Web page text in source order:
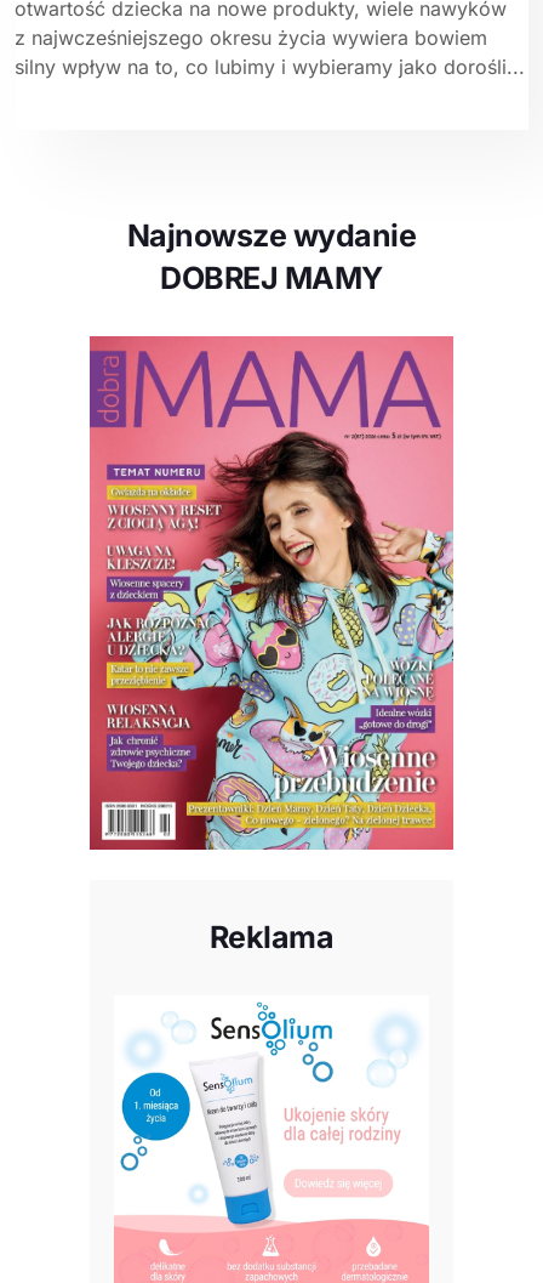
otwartość dziecka na nowe produkty, wiele nawyków
z najwcześniejszego okresu życia wywiera bowiem
silny wpływ na to, co lubimy i wybieramy jako dorośli...
Najnowsze wydanie
DOBREJ MAMY
Reklama